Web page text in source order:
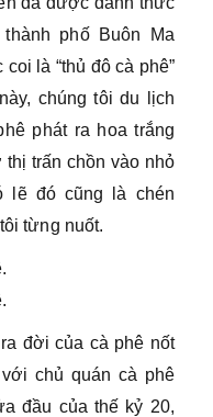
phố Buôn Ma
là “thủ đô cà phê”
chúng tôi du lịch
phát ra hoa trắng
trấn chồn vào nhỏ
lẽ đó cũng là chén
từng nuốt.
đời của cà phê nốt
chủ quán cà phê
đầu của thế kỷ 20,